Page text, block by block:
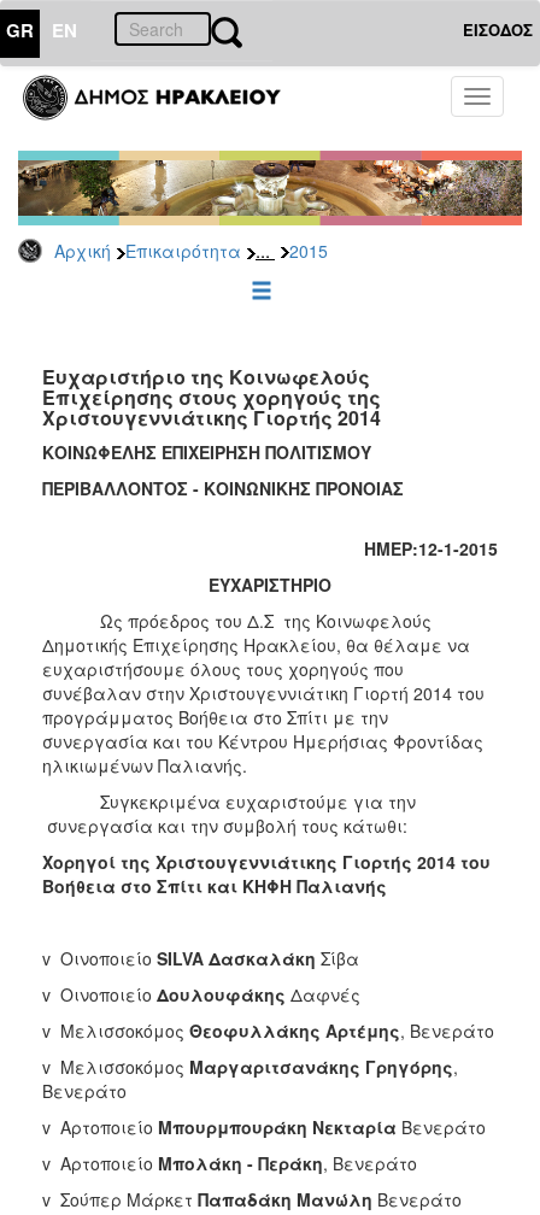
GR EN ΕΙΣΟΔΟΣ
Toggle
Αρχική Επικαιρότητα ... 2015
ΕΠΙΚΑΙΡΟΤΗΤΑ
Τύπου
Αρχείο
2026
2025
2022
2021
2020
2019
2015
2013
2012
2011
2010
2006
ΗΡΑΚΛΕΙΟ
Ευχαριστήριο της Κοινωφελούς
Επιχείρησης στους χορηγούς της
Χριστουγεννιάτικης Γιορτής 2014
ΚΟΙΝΩΦΕΛΗΣ ΕΠΙΧΕΙΡΗΣΗ ΠΟΛΙΤΙΣΜΟΥ
ΠΕΡΙΒΑΛΛΟΝΤΟΣ - ΚΟΙΝΩΝΙΚΗΣ ΠΡΟΝΟΙΑΣ
ΗΜΕΡ:12-1-2015
ΕΥΧΑΡΙΣΤΗΡΙΟ
Ως πρόεδρος του Δ.Σ της Κοινωφελούς
Δημοτικής Επιχείρησης Ηρακλείου, θα θέλαμε να
ευχαριστήσουμε όλους τους χορηγούς που
συνέβαλαν στην Χριστουγεννιάτικη Γιορτή 2014 του
προγράμματος Βοήθεια στο Σπίτι με την
συνεργασία και του Κέντρου Ημερήσιας Φροντίδας
ηλικιωμένων Παλιανής.
Συγκεκριμένα ευχαριστούμε για την
συνεργασία και την συμβολή τους κάτωθι:
Χορηγοί της Χριστουγεννιάτικης Γιορτής 2014 του
Βοήθεια στο Σπίτι και ΚΗΦΗ Παλιανής
v Οινοποιείο SILVA Δασκαλάκη Σίβα
v Οινοποιείο Δουλουφάκης Δαφνές
v Μελισσοκόμος Θεοφυλλάκης Αρτέμης, Βενεράτο
v Μελισσοκόμος Μαργαριτσανάκης Γρηγόρης,
Βενεράτο
v Αρτοποιείο Μπουρμπουράκη Νεκταρία Βενεράτο
v Αρτοποιείο Μπολάκη - Περάκη, Βενεράτο
v Σούπερ Μάρκετ Παπαδάκη Μανώλη Βενεράτο